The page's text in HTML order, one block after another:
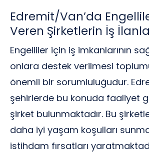
Edremit/Van’da
Veren Şirketlerin İş
Engelliler için iş imkanlarının
onlara destek verilmesi
önemli bir sorumluluğudur.
şehirlerde bu konuda faaliyet
şirket bulunmaktadır. Bu
daha iyi yaşam koşulları
istihdam fırsatları